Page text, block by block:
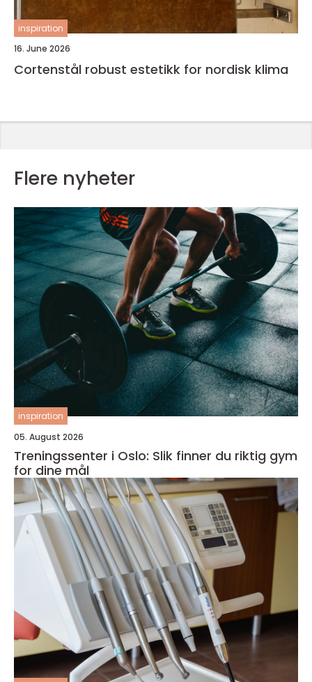
inspiration
16. June 2026
Cortenstål robust estetikk for nordisk klima
Flere nyheter
inspiration
05. August 2026
Treningssenter i Oslo: Slik finner du riktig gym
for dine mål